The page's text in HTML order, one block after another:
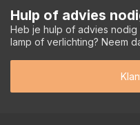
Hulp of advies
Heb je hulp of advies
lamp of verlichting? Neem